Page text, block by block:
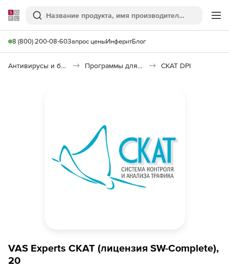
Softline
Поиск
8 (800) 200-08-60Запрос ценыИнферитБлог
Антивирусы и безопасность Программы для защиты информации СКАТ DPI
VAS Experts CKAT (лицензия SW-Complete),
20